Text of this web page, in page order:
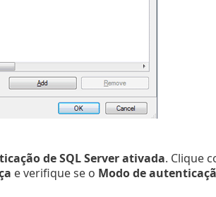
de SQL Server ativada. Clique
e verifique se o Modo de